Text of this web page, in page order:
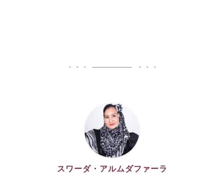
スワーダ・アルムダファーラ